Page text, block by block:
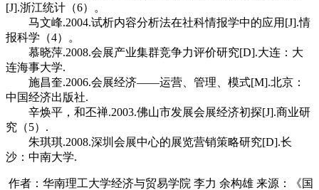
[J].浙江统计（6）。
马文峰.2004.试析内容分析法在社科情报学中的应用[J].情
报科学（4）。
慕晓萍.2008.会展产业集群竞争力评价研究[D].大连：大
连海事大学.
施昌奎.2006.会展经济——运营、管理、模式[M].北京：
中国经济出版社.
辛焕平，和丕禅.2003.佛山市发展会展经济初探[J].商业研
究（5）.
朱琪琪.2008.深圳会展中心的展览营销策略研究[D].长
沙：中南大学.
作者：华南理工大学经济与贸易学院 李力 余构雄 来源：《国